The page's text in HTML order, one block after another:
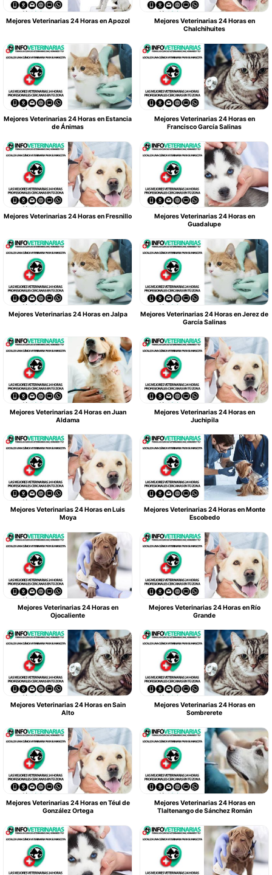
Mejores Veterinarias 24 Horas en Apozol
Mejores Veterinarias 24 Horas en
Chalchihuites
Mejores Veterinarias 24 Horas en Estancia
de Ánimas
Mejores Veterinarias 24 Horas en
Francisco García Salinas
Mejores Veterinarias 24 Horas en Fresnillo
Mejores Veterinarias 24 Horas en
Guadalupe
Mejores Veterinarias 24 Horas en Jalpa
Mejores Veterinarias 24 Horas en Jerez de
García Salinas
Mejores Veterinarias 24 Horas en Juan
Aldama
Mejores Veterinarias 24 Horas en
Juchipila
Mejores Veterinarias 24 Horas en Luis
Moya
Mejores Veterinarias 24 Horas en Monte
Escobedo
Mejores Veterinarias 24 Horas en
Ojocaliente
Mejores Veterinarias 24 Horas en Río
Grande
Mejores Veterinarias 24 Horas en Sain
Alto
Mejores Veterinarias 24 Horas en
Sombrerete
Mejores Veterinarias 24 Horas en Téul de
González Ortega
Mejores Veterinarias 24 Horas en
Tlaltenango de Sánchez Román